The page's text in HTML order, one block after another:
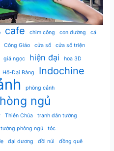
cafe chim công con đường
cá
Công Giáo cửa sổ cửa sổ triện
giả ngọc hiện đại hoa 3D
Hổ-Đại Bàng Indochine
phòng cảnh
ngủ
Thiên Chúa
tranh dán tường
phòng ngủ
tóc
đại dương đồi núi đồng quê